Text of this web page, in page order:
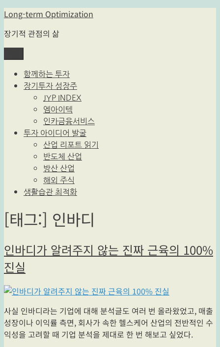
콘
츠
로
바
Long-term Optimization
장기적 관점의 삶
함께하는 투자
장기투자 성장주
JYP INDEX
엠아이텍
인카금융서비스
투자 아이디어 발굴
산업 리포트 읽기
반도체 산업
방산 산업
해외 주식
생활습관 최적화
[태그:] 인바디
인바디가 알려주지 않는 진짜 근육의 100%
진실
사실 인바디라는 기업에 대해 분석글도 여러 번 올라왔었고, 매출
성장이나 이익률 측면, 회사가 속한 헬스케어 산업의 전반적인 수
익성을 고려할 때 기업 분석을 제대로 한 번 해보고 싶었다.